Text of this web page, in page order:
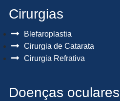
Cirurgias
Blefaroplastia
Cirurgia de Catarata
Cirurgia Refrativa
Doenças oculares